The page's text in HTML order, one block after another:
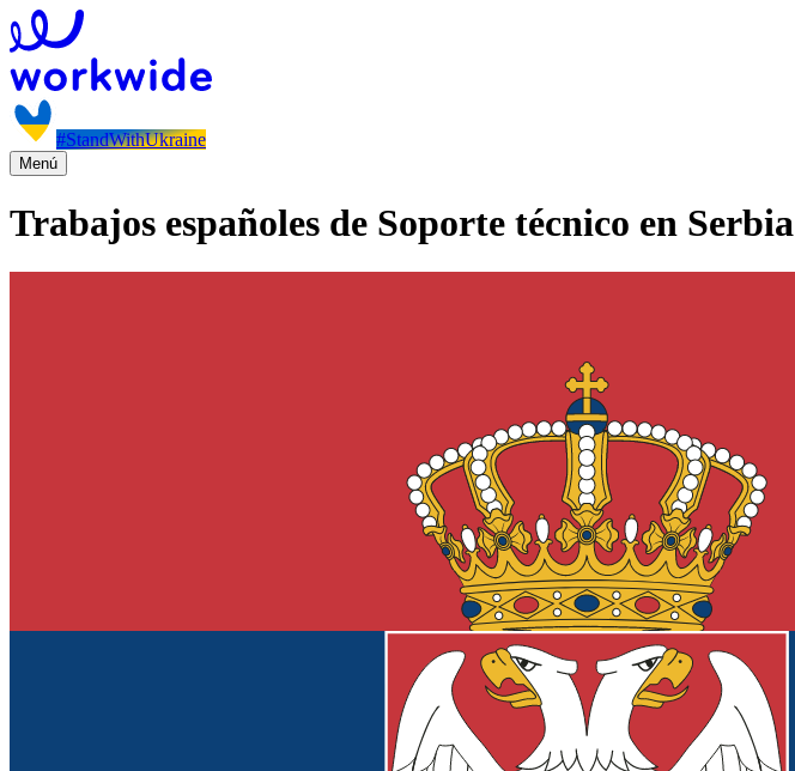
#StandWithUkraine
Menú
Trabajos españoles de Soporte técnico en Serbia